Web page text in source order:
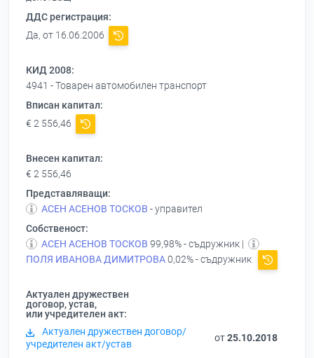
ДДС регистрация:
Да, от 16.06.2006
КИД 2008:
4941 - Товарен автомобилен транспорт
Вписан капитал:
€ 2 556,46
Внесен капитал:
€ 2 556,46
Представляващи:
АСЕН АСЕНОВ ТОСКОВ - управител
Собственост:
АСЕН АСЕНОВ ТОСКОВ 99,98% - съдружник |
ПОЛЯ ИВАНОВА ДИМИТРОВА0,02% - съдружник
Актуален дружествен
договор, устав,
или учредителен акт:
Актуален дружествен договор/
учредителен акт/устав
от25.10.2018